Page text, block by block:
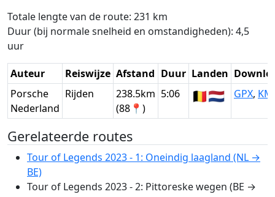
Totale lengte van de route: 231 km
Duur (bij normale snelheid en omstandigheden): 4,5
uur
Auteur Reiswijze Afstand Duur Landen
Porsche
Nederland
Rijden
238.5km
(88📍)
5:06 🇧🇪🇳🇱 GPX,
Gerelateerde routes
Tour of Legends 2023 - 1: Oneindig laagland (NL →
BE)
Tour of Legends 2023 - 2: Pittoreske wegen (BE →